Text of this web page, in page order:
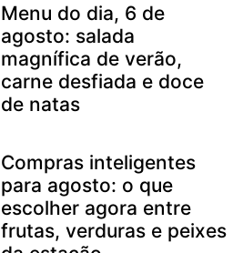
Menu do dia, 6 de
agosto: salada
magnífica de verão,
carne desfiada e doce
de natas
Compras inteligentes
para agosto: o que
escolher agora entre
frutas, verduras e peixes